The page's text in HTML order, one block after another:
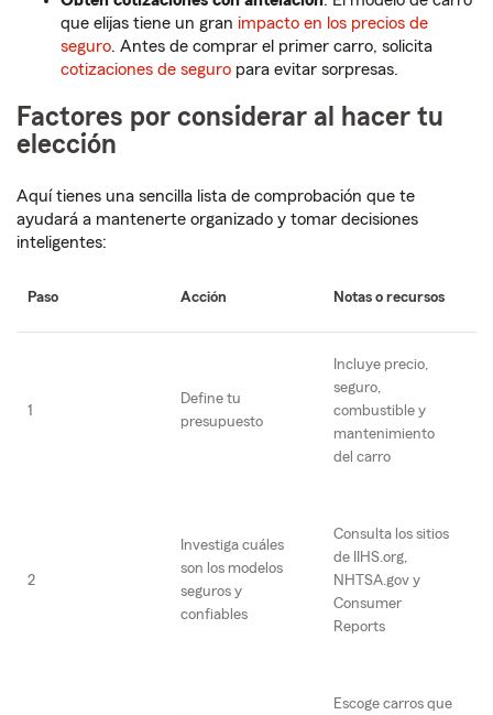
que elijas tiene un gran impacto en los precios de
seguro. Antes de comprar el primer carro, solicita
cotizaciones de seguro para evitar sorpresas.
Factores por considerar al hacer tu
elección
Aquí tienes una sencilla lista de comprobación que te
ayudará a mantenerte organizado y tomar decisiones
inteligentes:
Paso Acción Notas o recursos
1
Define tu
presupuesto
Incluye precio,
seguro,
combustible y
mantenimiento
del carro
2
Investiga cuáles
son los modelos
seguros y
confiables
Consulta los sitios
de IIHS.org,
NHTSA.gov y
Consumer
Reports
Escoge carros que